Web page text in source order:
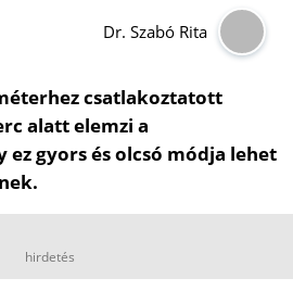
Dr. Szabó Rita
csatlakoztatott
alatt elemzi a
gyors és olcsó módja lehet
hirdetés